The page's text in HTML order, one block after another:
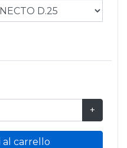
+
carrello